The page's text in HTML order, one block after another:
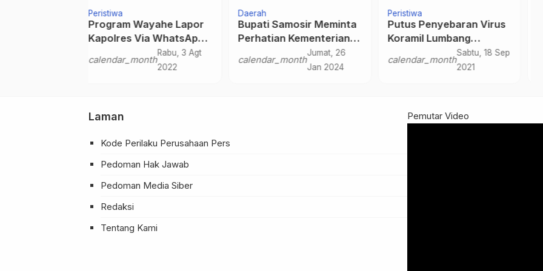
Daerah
Bupati Samosir Meminta
Perhatian Kementerian
LHK Dalam Penanganan
Daerah Aliran Sungai di
calendar_month
Jumat, 26
Jan 2024
Peristiwa
Putus Penyebaran Virus
Koramil Lumbang
Lakukan Operasi Masker
calendar_month
Sabtu, 18 Sep
2021
Peristiwa
Zoom Meeting Sambut
Natal dan Tahun Baru Di
Masa Kampanye Pileg
dan Pilpres 2024
calendar_month
Rabu, 29 Nov
2023
Laman
Kode Perilaku Perusahaan Pers
Pedoman Hak Jawab
Pedoman Media Siber
Redaksi
Tentang Kami
Pemutar Video